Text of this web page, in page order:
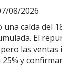
08/2026
una caída del
El
las ventas
y